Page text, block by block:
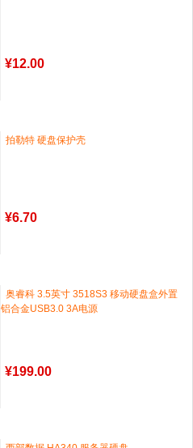
¥12.00
拍勒特 硬盘保护壳
¥6.70
奥睿科 3.5英寸 3518S3 移动硬盘盒外置
铝合金USB3.0 3A电源
¥199.00